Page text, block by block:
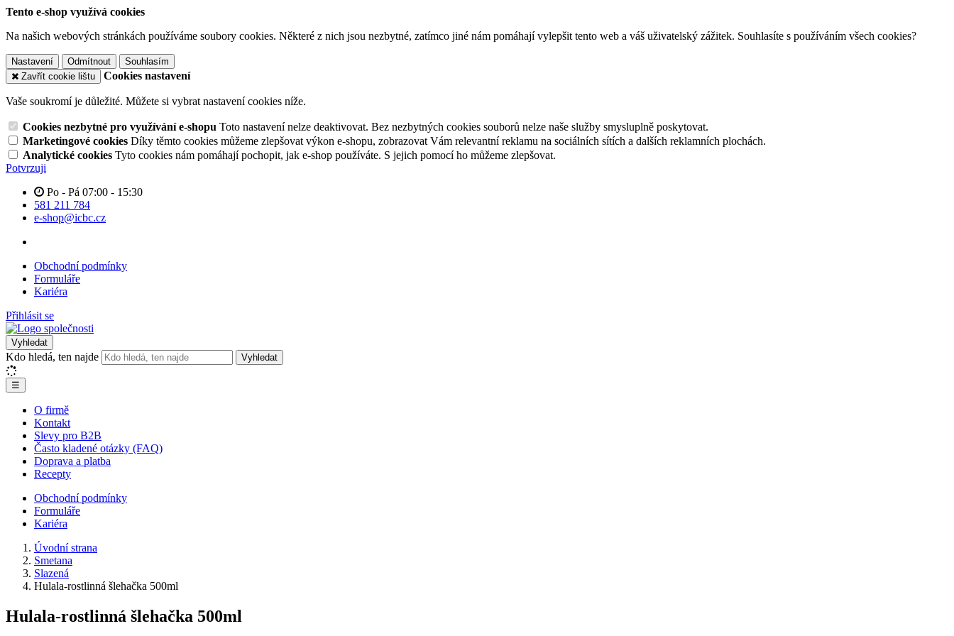
Tento e-shop využívá cookies
Na našich webových stránkách používáme soubory cookies. Některé z nich jsou nezbytné, zatímco jiné nám pomáhají vylepšit tento web a váš uživatelský zážitek. Souhlasíte s používáním všech cookies?
Nastavení Odmítnout
Souhlasím
Zavřít cookie lištu
Cookies nastavení
Vaše soukromí je důležité. Můžete si vybrat nastavení cookies níže.
Cookies nezbytné pro využívání e-shopu Toto nastavení nelze deaktivovat. Bez nezbytných cookies souborů nelze naše služby smysluplně poskytovat.
Marketingové cookies Díky těmto cookies můžeme zlepšovat výkon e-shopu, zobrazovat Vám relevantní reklamu na sociálních sítích a dalších reklamních plochách.
Analytické cookies Tyto cookies nám pomáhají pochopit, jak e-shop používáte. S jejich pomocí ho můžeme zlepšovat.
Potvrzuji
Po - Pá 07:00 - 15:30
581 211 784
e-shop@icbc.cz
Obchodní podmínky
Formuláře
Kariéra
Přihlásit se
Vyhledat
Kdo hledá, ten najde Vyhledat
☰
O firmě
Kontakt
Slevy pro B2B
Často kladené otázky (FAQ)
Doprava a platba
Recepty
Obchodní podmínky
Formuláře
Kariéra
Úvodní strana
Smetana
Slazená
Hulala-rostlinná šlehačka 500ml
Hulala-rostlinná šlehačka 500ml